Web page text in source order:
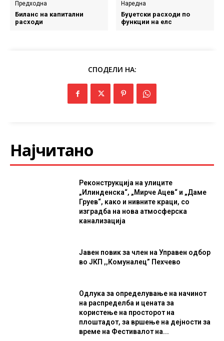
Предходна
Биланс на капитални
расходи
Наредна
Буџетски расходи по
функции на елс
СПОДЕЛИ НА:
Најчитано
Реконструкција на улиците
„Илинденска“, „Мирче Ацев“ и „Даме
Груев“, како и нивните краци, со
изградба на нова атмосферска
канализација
Јавен повик за член на Управен одбор
во ЈКП ,,Комуналец” Пехчево
Одлука за определување на начинот
на распределба и цената за
користење на просторот на
плоштадот, за вршење на дејности за
време на Фестивалот на...